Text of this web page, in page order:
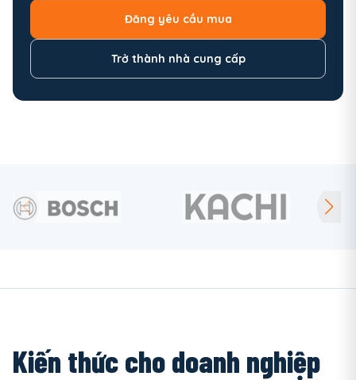
Đăng yêu cầu mua
Trở thành nhà cung cấp
Kiến thức cho doanh nghiệp